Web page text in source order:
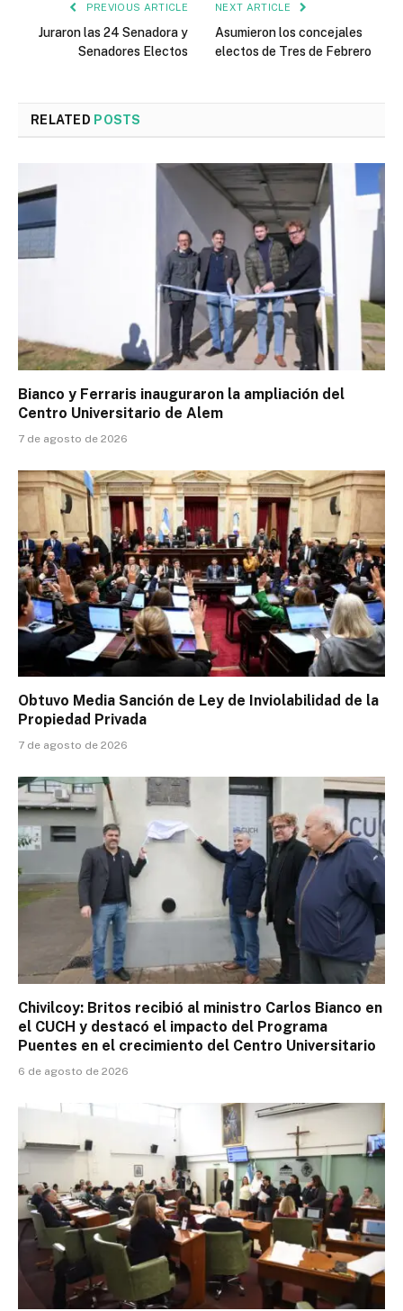
PREVIOUS ARTICLE
Juraron las 24 Senadora y
Senadores Electos
NEXT ARTICLE
Asumieron los concejales
electos de Tres de Febrero
RELATED POSTS
Bianco y Ferraris inauguraron la ampliación del
Centro Universitario de Alem
7 de agosto de 2026
Obtuvo Media Sanción de Ley de Inviolabilidad de la
Propiedad Privada
7 de agosto de 2026
Chivilcoy: Britos recibió al ministro Carlos Bianco en
el CUCH y destacó el impacto del Programa
Puentes en el crecimiento del Centro Universitario
6 de agosto de 2026